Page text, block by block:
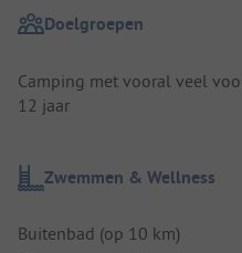
Doelgroepen
Camping met vooral veel
12 jaar
Zwemmen & Wellness
Buitenbad (op 10 km)